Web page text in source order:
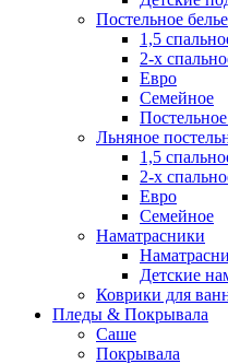
Постельное белье
1,5
2-х
Евро
Семейное
Льняное
1,5
2-х
Евро
Семейное
Наматрасники
Детские
Коврики для
Пледы & Покрывала
Саше
Покрывала